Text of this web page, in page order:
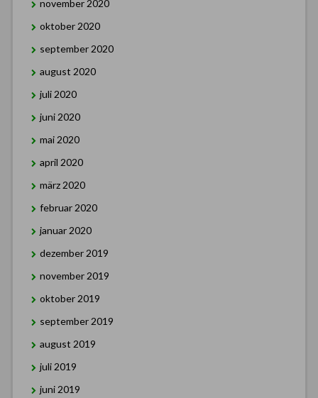
november 2020
oktober 2020
september 2020
august 2020
juli 2020
juni 2020
mai 2020
april 2020
märz 2020
februar 2020
januar 2020
dezember 2019
november 2019
oktober 2019
september 2019
august 2019
juli 2019
juni 2019